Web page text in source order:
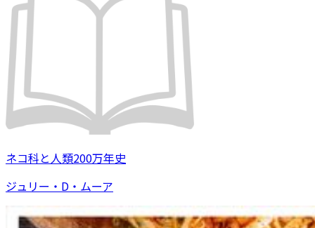
ネコ科と人類200万年史
ジュリー・D・ムーア